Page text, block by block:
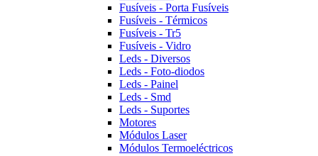
Fusíveis - Porta Fusíveis
Fusíveis - Térmicos
Fusíveis - Tr5
Fusíveis - Vidro
Leds - Diversos
Leds - Foto-diodos
Leds - Painel
Leds - Smd
Leds - Suportes
Motores
Módulos Laser
Módulos Termoeléctricos